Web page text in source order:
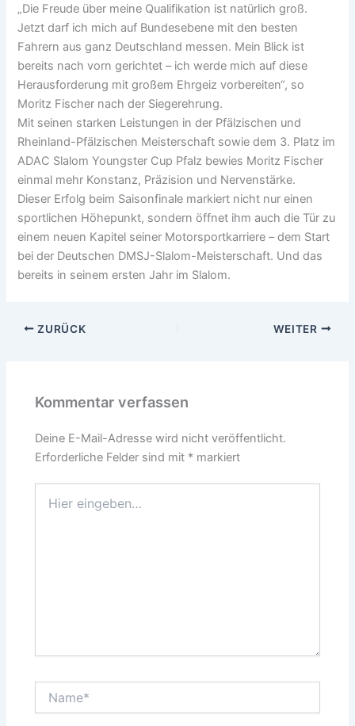
„Die Freude über meine Qualifikation ist natürlich groß.
Jetzt darf ich mich auf Bundesebene mit den besten
Fahrern aus ganz Deutschland messen. Mein Blick ist
bereits nach vorn gerichtet – ich werde mich auf diese
Herausforderung mit großem Ehrgeiz vorbereiten“, so
Moritz Fischer nach der Siegerehrung.
Mit seinen starken Leistungen in der Pfälzischen und
Rheinland-Pfälzischen Meisterschaft sowie dem 3. Platz im
ADAC Slalom Youngster Cup Pfalz bewies Moritz Fischer
einmal mehr Konstanz, Präzision und Nervenstärke.
Dieser Erfolg beim Saisonfinale markiert nicht nur einen
sportlichen Höhepunkt, sondern öffnet ihm auch die Tür zu
einem neuen Kapitel seiner Motorsportkarriere – dem Start
bei der Deutschen DMSJ-Slalom-Meisterschaft. Und das
bereits in seinem ersten Jahr im Slalom.
ZURÜCK WEITER
Kommentar verfassen
Deine E-Mail-Adresse wird nicht veröffentlicht.
Erforderliche Felder sind mit * markiert
eingeben…